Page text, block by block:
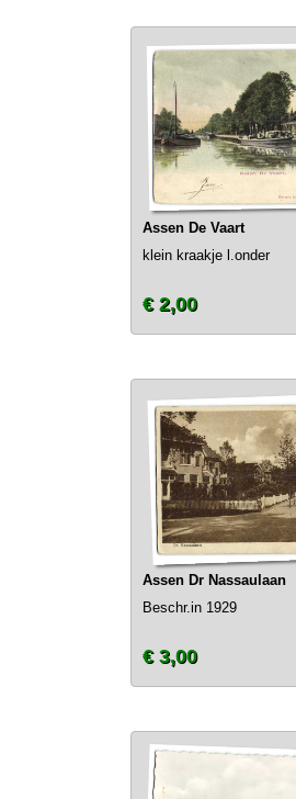
Assen De Vaart
klein kraakje l.onder
€ 2,00
Assen Dr Nassaulaan
Beschr.in 1929
€ 3,00